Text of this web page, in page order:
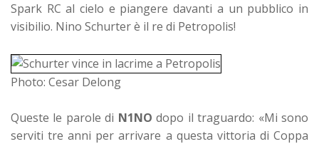
Spark RC al cielo e piangere davanti a un pubblico in
visibilio. Nino Schurter è il re di Petropolis!
Photo: Cesar Delong
Queste le parole di N1NO dopo il traguardo: «Mi sono
serviti tre anni per arrivare a questa vittoria di Coppa